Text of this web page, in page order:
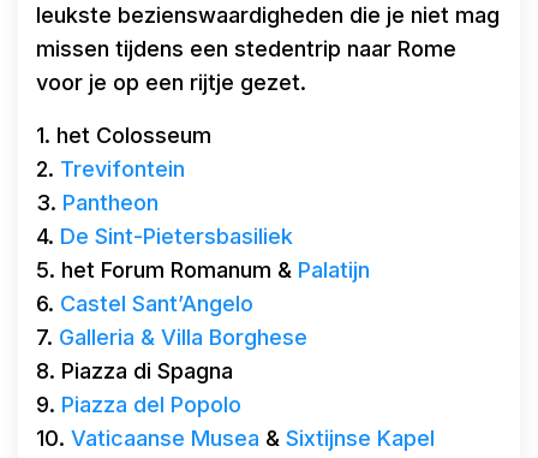
leukste bezienswaardigheden die je niet mag
missen tijdens een stedentrip naar Rome
voor je op een rijtje gezet.
1. het Colosseum
2. Trevifontein
3. Pantheon
4. De Sint-Pietersbasiliek
5. het Forum Romanum & Palatijn
6. Castel Sant’Angelo
7. Galleria & Villa Borghese
8. Piazza di Spagna
9. Piazza del Popolo
10. Vaticaanse Musea & Sixtijnse Kapel